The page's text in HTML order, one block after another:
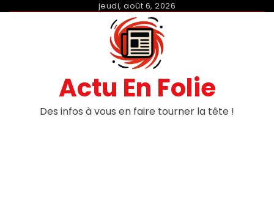
jeudi, août 6, 2026
Actu En Folie
Des infos à vous en faire tourner la tête !